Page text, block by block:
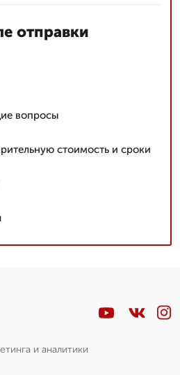
отправки
вопросы
стоимость и сроки
и аналитики